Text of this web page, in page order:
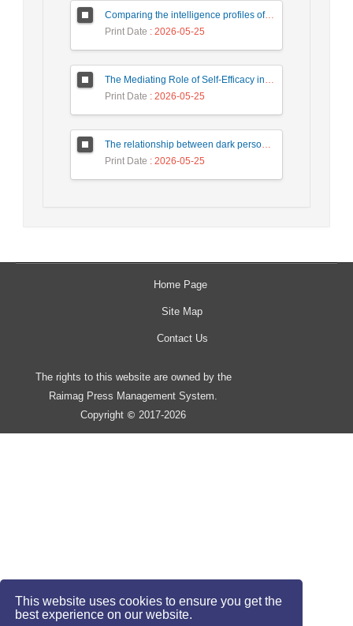
This website uses cookies to ensure you get the
best experience on our website.
Comparing the intelligence profiles of children with attention deficit hyperactivity disorder and normal children based on WISC-V complementary and secondary subtests
Print Date : 2026-05-25
The Mediating Role of Self-Efficacy in the Relationship Between Psychological Birth Order and Family Atmosphere with Prosocial Behaviors in Students
Print Date : 2026-05-25
The relationship between dark personality traits and addiction to virtual social networks with the mediating role of coping styles
Print Date : 2026-05-25
Home Page
Site Map
Contact Us
The rights to this website are owned by the
Raimag Press Management System.
Copyright © 2017-2026